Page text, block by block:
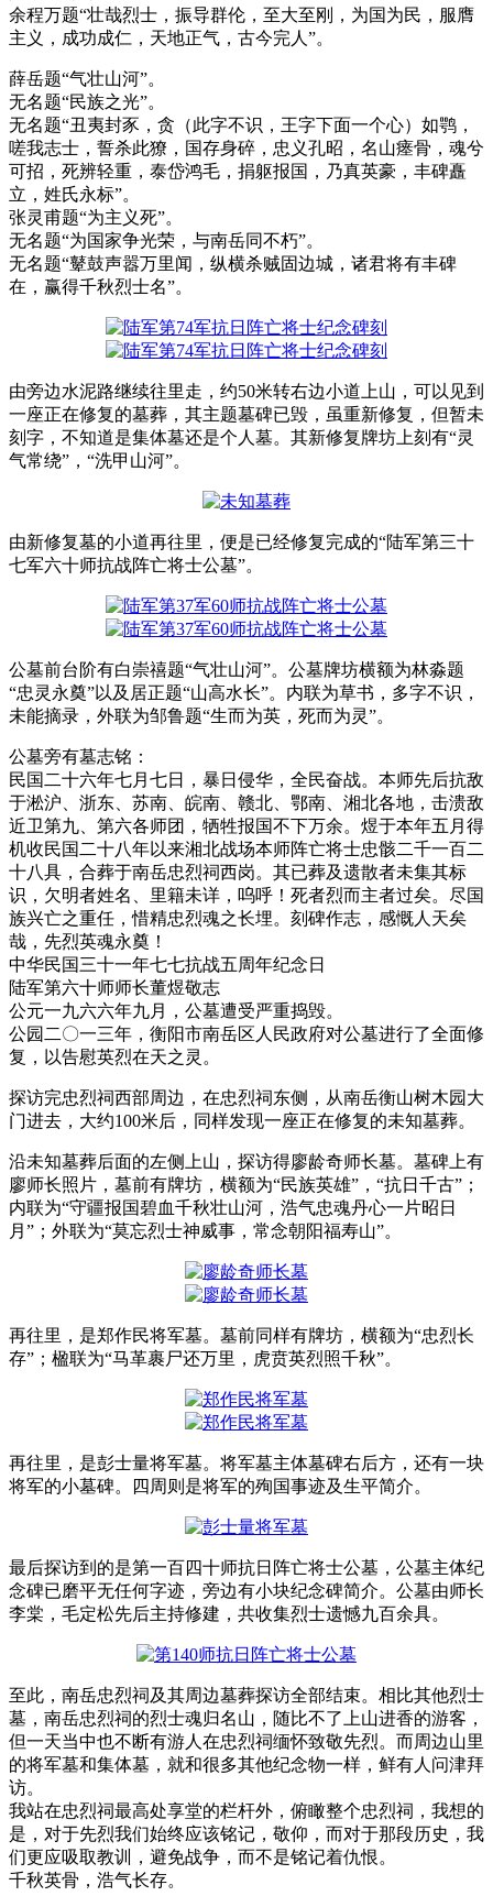
余程万题“壮哉烈士，振导群伦，至大至刚，为国为民，服膺
主义，成功成仁，天地正气，古今完人”。
薛岳题“气壮山河”。
无名题“民族之光”。
无名题“丑夷封豕，贪（此字不识，王字下面一个心）如鹗，
嗟我志士，誓杀此獠，国存身碎，忠义孔昭，名山瘗骨，魂兮
可招，死辨轻重，泰岱鸿毛，捐躯报国，乃真英豪，丰碑矗
立，姓氏永标”。
张灵甫题“为主义死”。
无名题“为国家争光荣，与南岳同不朽”。
无名题“鼙鼓声嚣万里闻，纵横杀贼固边城，诸君将有丰碑
在，赢得千秋烈士名”。
由旁边水泥路继续往里走，约50米转右边小道上山，可以见到
一座正在修复的墓葬，其主题墓碑已毁，虽重新修复，但暂未
刻字，不知道是集体墓还是个人墓。其新修复牌坊上刻有“灵
气常绕”，“洗甲山河”。
由新修复墓的小道再往里，便是已经修复完成的“陆军第三十
七军六十师抗战阵亡将士公墓”。
公墓前台阶有白崇禧题“气壮山河”。公墓牌坊横额为林淼题
“忠灵永奠”以及居正题“山高水长”。内联为草书，多字不识，
未能摘录，外联为邹鲁题“生而为英，死而为灵”。
公墓旁有墓志铭：
民国二十六年七月七日，暴日侵华，全民奋战。本师先后抗敌
于淞沪、浙东、苏南、皖南、赣北、鄂南、湘北各地，击溃敌
近卫第九、第六各师团，牺牲报国不下万余。煜于本年五月得
机收民国二十八年以来湘北战场本师阵亡将士忠骸二千一百二
十八具，合葬于南岳忠烈祠西岗。其已葬及遗散者未集其标
识，欠明者姓名、里籍未详，呜呼！死者烈而主者过矣。尽国
族兴亡之重任，惜精忠烈魂之长埋。刻碑作志，感慨人天矣
哉，先烈英魂永奠！
中华民国三十一年七七抗战五周年纪念日
陆军第六十师师长董煜敬志
公元一九六六年九月，公墓遭受严重捣毁。
公园二〇一三年，衡阳市南岳区人民政府对公墓进行了全面修
复，以告慰英烈在天之灵。
探访完忠烈祠西部周边，在忠烈祠东侧，从南岳衡山树木园大
门进去，大约100米后，同样发现一座正在修复的未知墓葬。
沿未知墓葬后面的左侧上山，探访得廖龄奇师长墓。墓碑上有
廖师长照片，墓前有牌坊，横额为“民族英雄”，“抗日千古”；
内联为“守疆报国碧血千秋壮山河，浩气忠魂丹心一片昭日
月”；外联为“莫忘烈士神威事，常念朝阳福寿山”。
再往里，是郑作民将军墓。墓前同样有牌坊，横额为“忠烈长
存”；楹联为“马革裹尸还万里，虎贲英烈照千秋”。
再往里，是彭士量将军墓。将军墓主体墓碑右后方，还有一块
将军的小墓碑。四周则是将军的殉国事迹及生平简介。
最后探访到的是第一百四十师抗日阵亡将士公墓，公墓主体纪
念碑已磨平无任何字迹，旁边有小块纪念碑简介。公墓由师长
李棠，毛定松先后主持修建，共收集烈士遗憾九百余具。
至此，南岳忠烈祠及其周边墓葬探访全部结束。相比其他烈士
墓，南岳忠烈祠的烈士魂归名山，随比不了上山进香的游客，
但一天当中也不断有游人在忠烈祠缅怀致敬先烈。而周边山里
的将军墓和集体墓，就和很多其他纪念物一样，鲜有人问津拜
访。
我站在忠烈祠最高处享堂的栏杆外，俯瞰整个忠烈祠，我想的
是，对于先烈我们始终应该铭记，敬仰，而对于那段历史，我
们更应吸取教训，避免战争，而不是铭记着仇恨。
千秋英骨，浩气长存。